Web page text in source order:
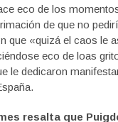
eco de los
de que no
que «quizá el caos le
eco de loas
le dedicaron
resalta que